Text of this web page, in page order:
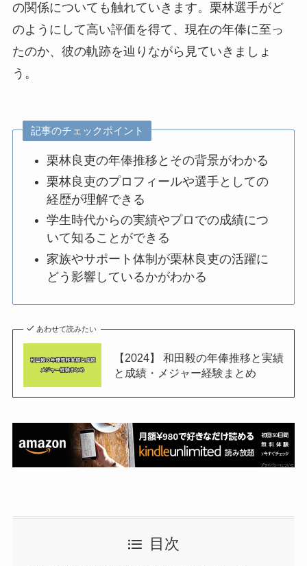
の関係についても触れていきます。栗林選手がど
のようにして高い評価を得て、現在の年俸に至っ
たのか、彼の軌跡を辿りながら見ていきましょ
う。
記事のチェックポイント
栗林良吏の年俸推移とその背景がわかる
栗林良吏のプロフィールや選手としての
経歴が理解できる
学生時代からの実績やプロでの成績につ
いて知ることができる
家族やサポート体制が栗林良吏の活躍に
どう影響しているかがわかる
あわせて読みたい
【2024】 和田毅の年俸推移と実績
と成績・メジャー経験まとめ
目次